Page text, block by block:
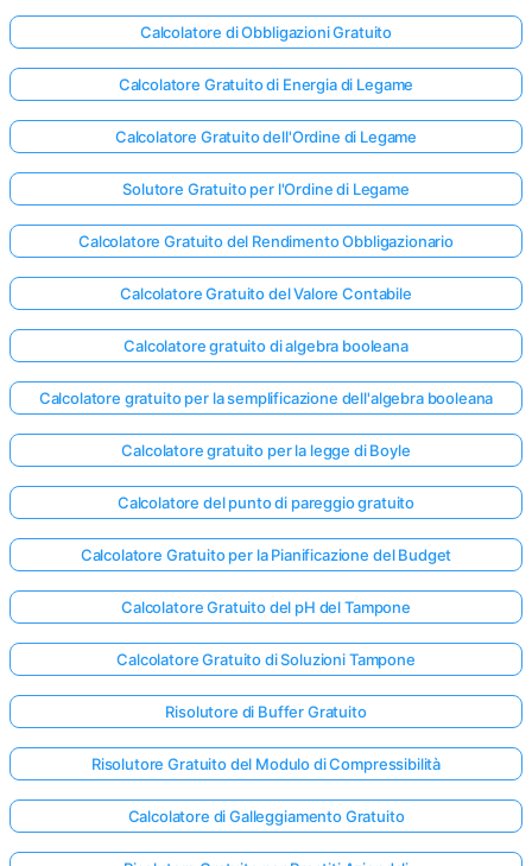
Calcolatore di Obbligazioni Gratuito
Calcolatore Gratuito di Energia di Legame
Calcolatore Gratuito dell'Ordine di Legame
Solutore Gratuito per l'Ordine di Legame
Calcolatore Gratuito del Rendimento Obbligazionario
Calcolatore Gratuito del Valore Contabile
Calcolatore gratuito di algebra booleana
Calcolatore gratuito per la semplificazione dell'algebra booleana
Calcolatore gratuito per la legge di Boyle
Calcolatore del punto di pareggio gratuito
Calcolatore Gratuito per la Pianificazione del Budget
Calcolatore Gratuito del pH del Tampone
Calcolatore Gratuito di Soluzioni Tampone
Risolutore di Buffer Gratuito
Risolutore Gratuito del Modulo di Compressibilità
Calcolatore di Galleggiamento Gratuito